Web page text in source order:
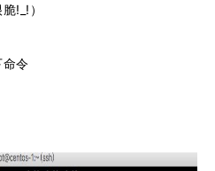
!_!）
令